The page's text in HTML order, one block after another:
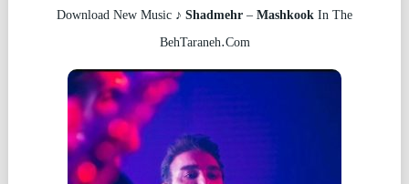
Download New Music ♪ Shadmehr–MashkookIn The
BehTaraneh.Com